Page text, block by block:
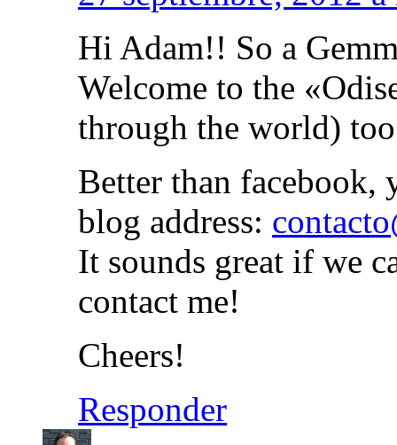
Hi Adam!! So a
Welcome to the
through the world)
Better than facebook,
blog address:
It sounds great if we
contact me!
Cheers!
Responder